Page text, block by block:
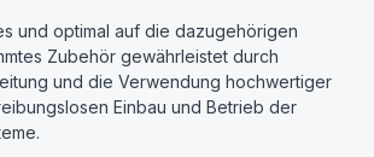
und optimal auf die dazugehörigen
Zubehör gewährleistet durch
und die Verwendung hochwertiger
Einbau und Betrieb der